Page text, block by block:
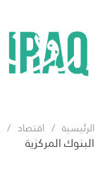
الرئيسية اقتصاد
البنوك المركزية